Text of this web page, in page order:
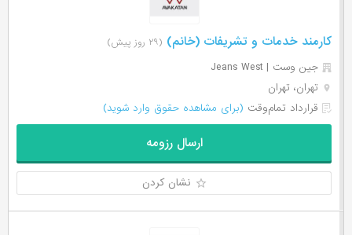
کارمند خدمات و تشریفات (خانم) (۲۹ روز پیش)
جین وست | Jeans West
تهران، تهران
قرارداد تمام‌وقت (برای مشاهده حقوق وارد شوید)
ارسال رزومه
نشان کردن